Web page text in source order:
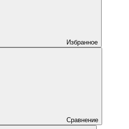
Избранное
Сравнение